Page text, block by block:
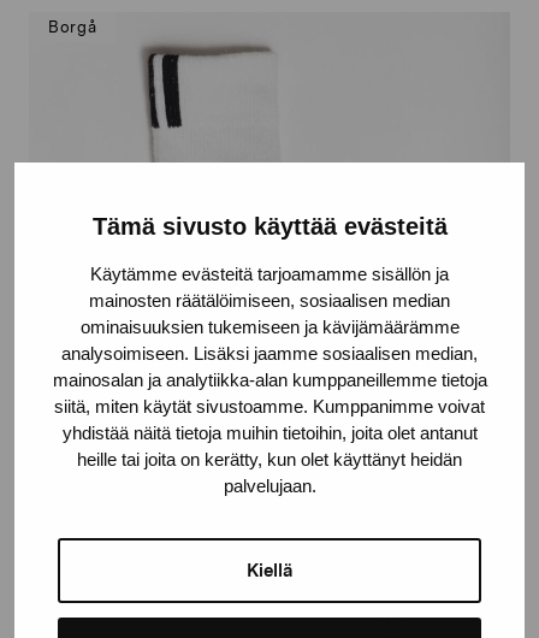
Tämä sivusto käyttää evästeitä
Käytämme evästeitä tarjoamamme sisällön ja
mainosten räätälöimiseen, sosiaalisen median
ominaisuuksien tukemiseen ja kävijämäärämme
analysoimiseen. Lisäksi jaamme sosiaalisen median,
mainosalan ja analytiikka-alan kumppaneillemme tietoja
siitä, miten käytät sivustoamme. Kumppanimme voivat
yhdistää näitä tietoja muihin tietoihin, joita olet antanut
heille tai joita on kerätty, kun olet käyttänyt heidän
palvelujaan.
Kiellä
Borgå